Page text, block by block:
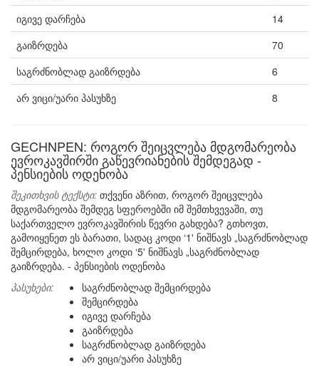
იგივე დარჩება
14
გაიზრდება
70
საგრძნობლად გაიზრდება
6
არ ვიცი/უარი პასუხზე
8
GECHNPEN: როგორ შეიცვლება მდგომარეობა
ევროკავშირში გაწევრიანების შემდეგად -
პენსიების ოდენობა
შეკითხვის ტექსტი: თქვენი აზრით, როგორ შეიცვლება
მდგომარეობა შემდეგ სფეროებში იმ შემთხვევაში, თუ
საქართველო ევროკავშირის წევრი გახდება? გთხოვთ,
გამოიყენეთ ეს ბარათი, სადაც კოდი ‘1' ნიშნავს „საგრძნობლად
შემცირდება, ხოლო კოდი ‘5' ნიშნავს „საგრძნობლად
გაიზრდება. - პენსიების ოდენობა
პასუხები:
საგრძნობლად შემცირდება
შემცირდება
იგივე დარჩება
გაიზრდება
საგრძნობლად გაიზრდება
არ ვიცი/უარი პასუხზე